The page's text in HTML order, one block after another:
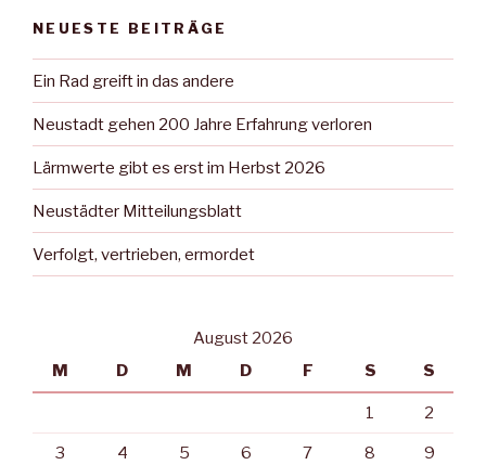
NEUESTE BEITRÄGE
Ein Rad greift in das andere
Neustadt gehen 200 Jahre Erfahrung verloren
Lärmwerte gibt es erst im Herbst 2026
Neustädter Mitteilungsblatt
Verfolgt, vertrieben, ermordet
August 2026
M
D M D F S S
1 2
3 4 5 6 7 8 9